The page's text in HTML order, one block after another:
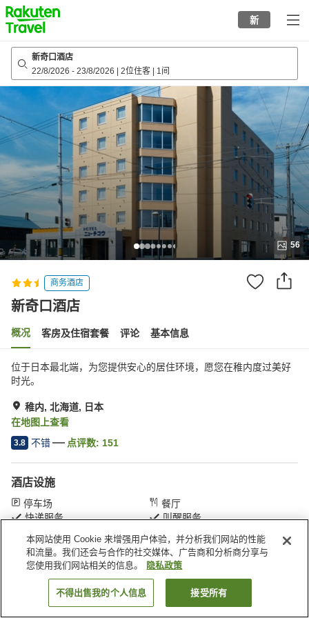
to
top
page
新
新奇口酒店
22/8/2026 - 23/8/2026 2位住客 1间
56
商务酒店
新奇口酒店
概况 客房及住宿套餐 评论 基本信息
位于日本最北端，为您提供安心的居住环境，愿您在稚内度过美好
时光。
稚内, 北海道, 日本
在地图上查看
3.8 不错 点评数: 151
酒店设施
停车场
餐厅
快递服务
叫醒服务
首页 日本 北海道 稚内 新奇口酒店
搜索客房
本网站使用 Cookie 来增强用户体验，并分析我们网站的性能
和流量。我们还会与合作的社交媒体、广告商和分析商分享与
您使用我们网站相关的信息。
隐私政策
不得出售我的个人信息 接受所有